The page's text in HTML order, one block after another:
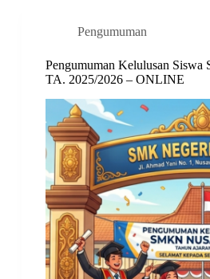
Pengumuman
Pengumuman Kelulusan
TA. 2025/2026 – ONLINE